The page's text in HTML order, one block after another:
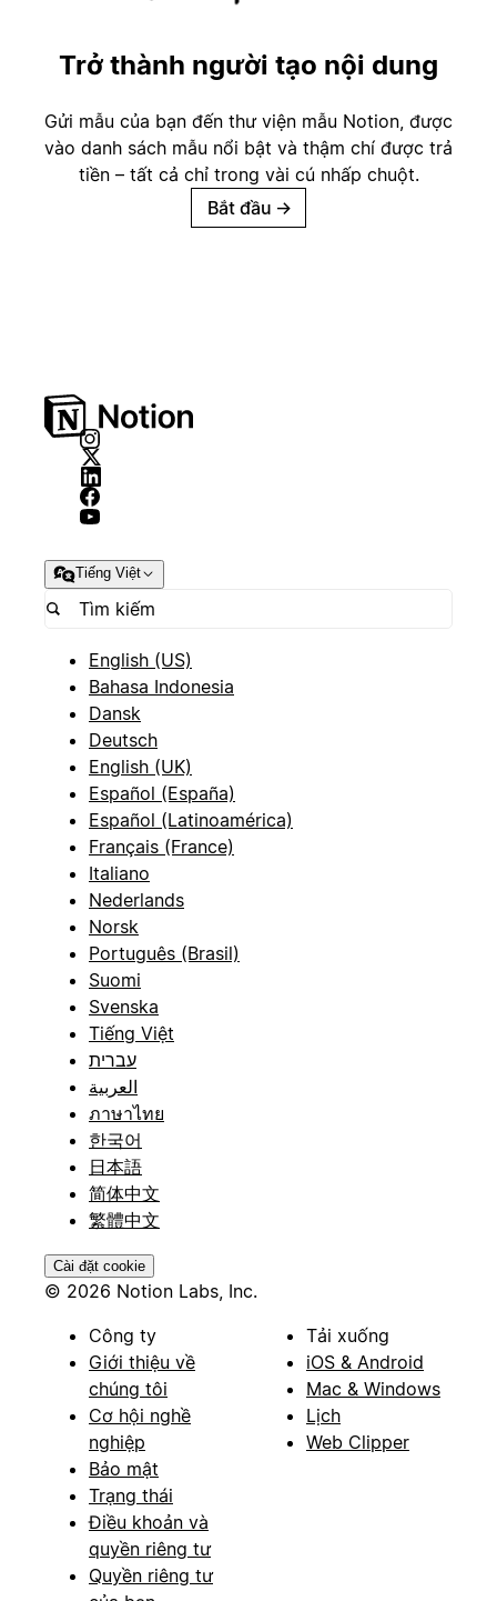
Trở thành người tạo nội dung
Gửi mẫu của bạn đến thư viện mẫu Notion, được
vào danh sách mẫu nổi bật và thậm chí được trả
tiền – tất cả chỉ trong vài cú nhấp chuột.
Bắt đầu →
Tiếng Việt
English (US)
Bahasa Indonesia
Dansk
Deutsch
English (UK)
Español (España)
Español (Latinoamérica)
Français (France)
Italiano
Nederlands
Norsk
Português (Brasil)
Suomi
Svenska
Tiếng Việt
עברית
العربية
ภาษาไทย
한국어
日本語
简体中文
繁體中文
Cài đặt cookie
© 2026 Notion Labs, Inc.
Công ty
Giới thiệu về
chúng tôi
Cơ hội nghề
nghiệp
Bảo mật
Trạng thái
Điều khoản và
quyền riêng tư
Quyền riêng tư
Tải xuống
iOS & Android
Mac & Windows
Lịch
Web Clipper